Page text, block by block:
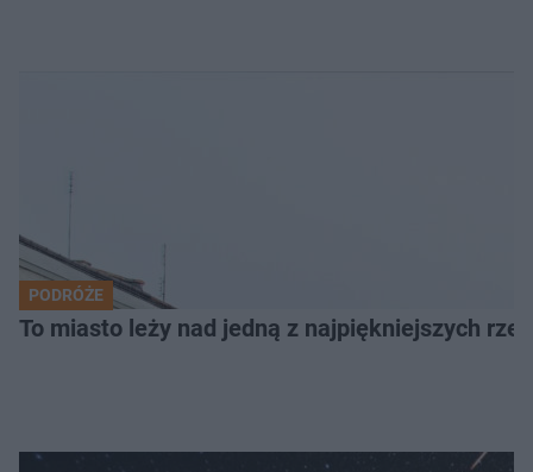
PODRÓŻE
To miasto leży nad jedną z najpiękniejszych